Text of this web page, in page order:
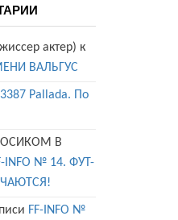
актер) к
ВАЛЬГУС
3387 Pallada. По
В
INFO № 14. ФУТ-
FF-INFO №